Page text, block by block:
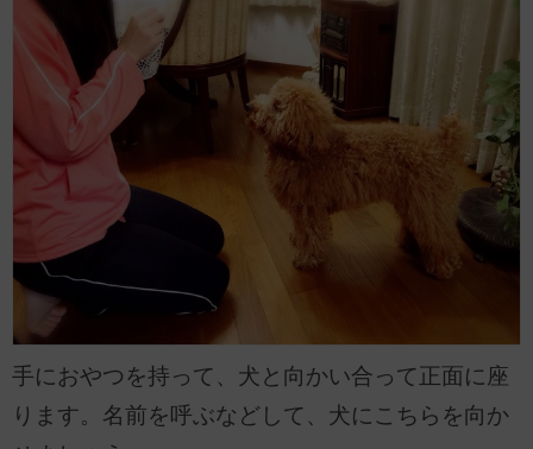
手におやつを持って、犬と向かい合って正面に座
ります。名前を呼ぶなどして、犬にこちらを向か